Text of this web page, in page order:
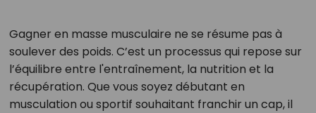
Gagner en masse musculaire ne se résume pas à
soulever des poids. C’est un processus qui repose sur
l’équilibre entre l'entraînement, la nutrition et la
récupération. Que vous soyez débutant en
musculation ou sportif souhaitant franchir un cap, il